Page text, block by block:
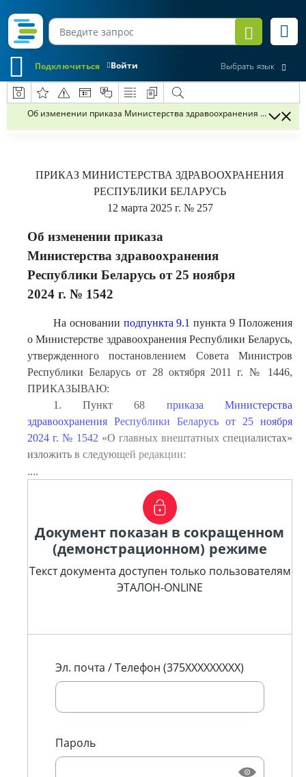
Войти
Подключиться Выбрать язык
Об изменении приказа Министерства здравоохранения
ПРИКАЗ МИНИСТЕРСТВА ЗДРАВООХРАНЕНИЯ
РЕСПУБЛИКИ БЕЛАРУСЬ
12 марта 2025 г. № 257
Об изменении приказа
Министерства здравоохранения
Республики Беларусь от 25 ноября
2024 г. № 1542
На основании подпункта 9.1 пункта 9 Положения
о Министерстве здравоохранения Республики Беларусь,
утвержденного постановлением Совета Министров
Республики Беларусь от 28 октября 2011 г. № 1446,
ПРИКАЗЫВАЮ:
1. Пункт 68 приказа Министерства
здравоохранения Республики Беларусь от 25 ноября
2024 г. № 1542 «О главных внештатных специалистах»
изложить в следующей редакции:
....
Документ показан в сокращенном
(демонстрационном) режиме
Текст документа доступен только пользователям
ЭТАЛОН-ONLINE
Эл. почта / Телефон (375XXXXXXXXX)
Пароль